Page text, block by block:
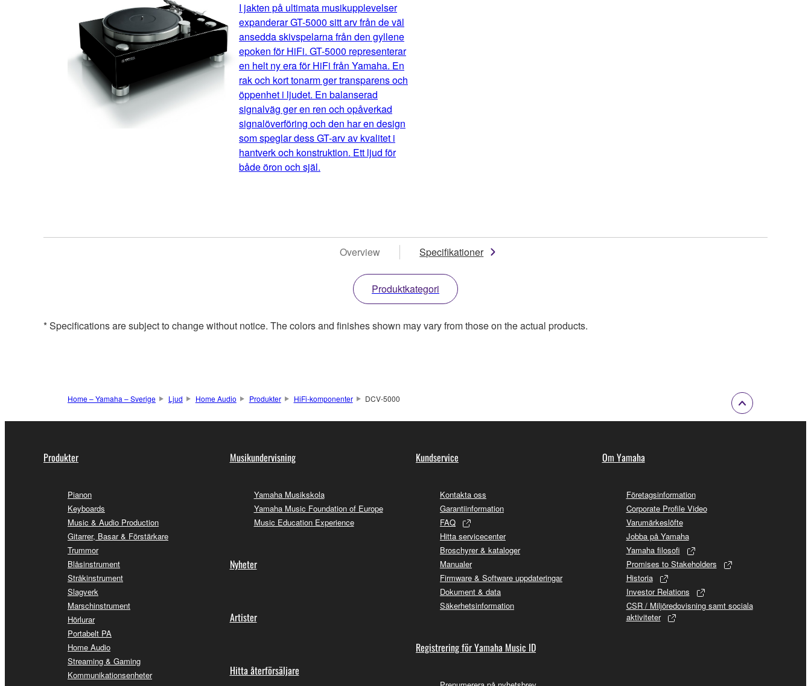
I jakten på ultimata musikupplevelser
expanderar GT-5000 sitt arv från de väl
ansedda skivspelarna från den gyllene
epoken för HiFi. GT-5000 representerar
en helt ny era för HiFi från Yamaha. En
rak och kort tonarm ger transparens och
öppenhet i ljudet. En balanserad
signalväg ger en ren och opåverkad
signalöverföring och den har en design
som speglar dess GT-arv av kvalitet i
hantverk och konstruktion. Ett ljud för
både öron och själ.
Overview Specifikationer
Produktkategori
* Specifications are subject to change without notice. The colors and finishes shown may vary from those on the actual products.
Home – Yamaha – Sverige Ljud Home Audio Produkter HiFi-komponenter DCV-5000
Produkter
Pianon
Keyboards
Music & Audio Production
Gitarrer, Basar & Förstärkare
Trummor
Blåsinstrument
Stråkinstrument
Slagverk
Marschinstrument
Hörlurar
Portabelt PA
Home Audio
Streaming & Gaming
Kommunikationsenheter
Musikundervisning
Yamaha Musikskola
Yamaha Music Foundation of Europe
Music Education Experience
Nyheter
Artister
Hitta återförsäljare
Kundservice
Kontakta oss
Garantiinformation
FAQ
Hitta servicecenter
Broschyrer & kataloger
Manualer
Firmware & Software uppdateringar
Dokument & data
Säkerhetsinformation
Registrering för Yamaha Music ID
Om Yamaha
Företagsinformation
Corporate Profile Video
Varumärkeslöfte
Jobba på Yamaha
Yamaha filosofi
Promises to Stakeholders
Historia
Investor Relations
CSR / Miljöredovisning samt sociala
aktiviteter